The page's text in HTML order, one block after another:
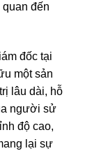
đến
đốc tại
một sản
lâu dài, hỗ
người sử
độ cao,
lại sự